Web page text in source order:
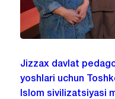
Jizzax davlat
yoshlari uchun
Islom sivilizatsiyasi